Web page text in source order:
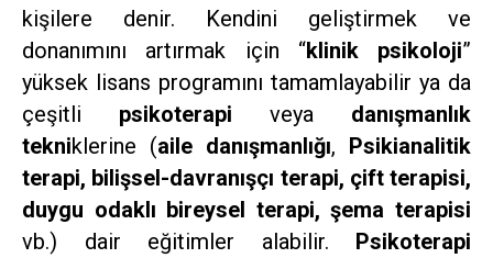
kişilere denir. Kendini geliştirmek ve
donanımını artırmak için “klinik psikoloji”
yüksek lisans programını tamamlayabilir ya da
çeşitli psikoterapi veya danışmanlık
tekniklerine (aile danışmanlığı, Psikianalitik
terapi, bilişsel-davranışçı terapi, çift terapisi,
duygu odaklı bireysel terapi, şema terapisi
vb.) dair eğitimler alabilir. Psikoterapi